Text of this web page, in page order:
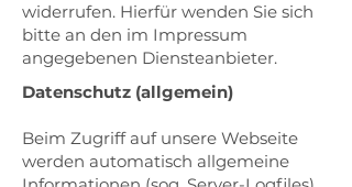
widerrufen. Hierfür wenden Sie sich
bitte an den im Impressum
angegebenen Diensteanbieter.
Datenschutz (allgemein)
Beim Zugriff auf unsere Webseite
werden automatisch allgemeine